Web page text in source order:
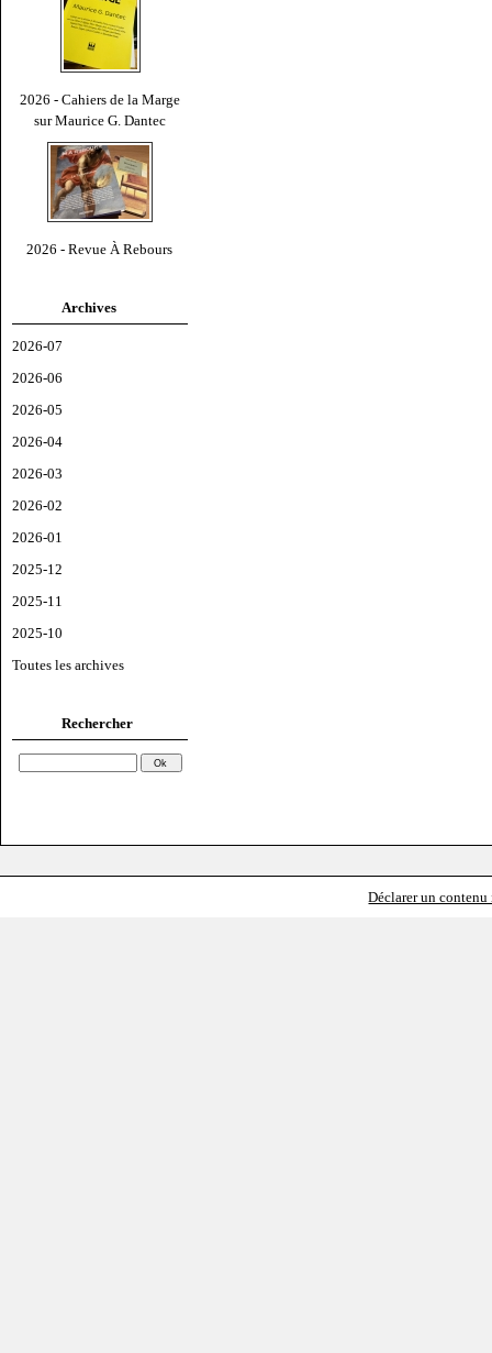
2026 - Cahiers de la Marge
sur Maurice G. Dantec
2026 - Revue À Rebours
Archives
2026-07
2026-06
2026-05
2026-04
2026-03
2026-02
2026-01
2025-12
2025-11
2025-10
Toutes les archives
Rechercher
Déclarer un